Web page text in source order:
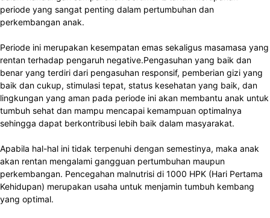
periode yang sangat penting dalam pertumbuhan dan
perkembangan anak.
Periode ini merupakan kesempatan emas sekaligus masamasa yang
rentan terhadap pengaruh negative.Pengasuhan yang baik dan
benar yang terdiri dari pengasuhan responsif, pemberian gizi yang
baik dan cukup, stimulasi tepat, status kesehatan yang baik, dan
lingkungan yang aman pada periode ini akan membantu anak untuk
tumbuh sehat dan mampu mencapai kemampuan optimalnya
sehingga dapat berkontribusi lebih baik dalam masyarakat.
Apabila hal-hal ini tidak terpenuhi dengan semestinya, maka anak
akan rentan mengalami gangguan pertumbuhan maupun
perkembangan. Pencegahan malnutrisi di 1000 HPK (Hari Pertama
Kehidupan) merupakan usaha untuk menjamin tumbuh kembang
yang optimal.